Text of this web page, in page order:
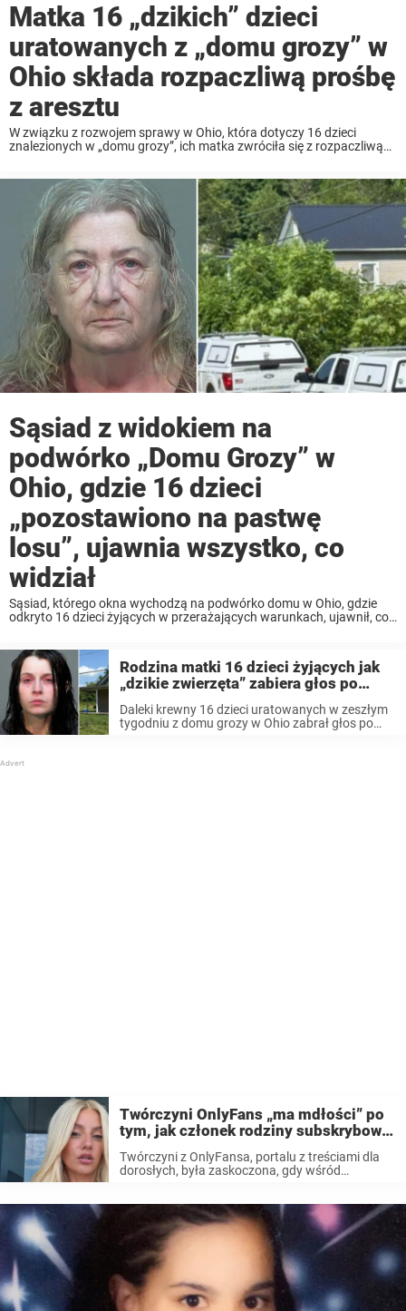
Matka 16 „dzikich” dzieci
uratowanych z „domu grozy” w
Ohio składa rozpaczliwą prośbę
z aresztu
W związku z rozwojem sprawy w Ohio, która dotyczy 16 dzieci
znalezionych w „domu grozy”, ich matka zwróciła się z rozpaczliwą
Sąsiad z widokiem na
podwórko „Domu Grozy” w
Ohio, gdzie 16 dzieci
„pozostawiono na pastwę
losu”, ujawnia wszystko, co
widział
Sąsiad, którego okna wychodzą na podwórko domu w Ohio, gdzie
odkryto 16 dzieci żyjących w przerażających warunkach, ujawnił, co
Rodzina matki 16 dzieci żyjących jak
„dzikie zwierzęta” zabiera głos po
oskarżeniach o „indoktrynację”
Daleki krewny 16 dzieci uratowanych w zeszłym
tygodniu z domu grozy w Ohio zabrał głos po
Twórczyni OnlyFans „ma mdłości” po
tym, jak członek rodziny subskrybował
jej konto
Twórczyni z OnlyFansa, portalu z treściami dla
dorosłych, była zaskoczona, gdy wśród
publikowane przez nią treści o charakterze
seksualnym, co wywołało u niej ...